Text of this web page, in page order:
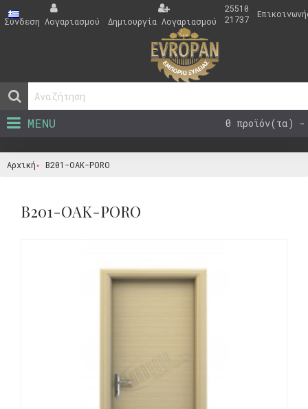
Σύνδεση Λογαριασμού Δημιουργία Λογαριασμού
25510
21737
0 προϊόν(τα) -
MENU
Αρχική B201-OAK-PORO
B201-OAK-PORO